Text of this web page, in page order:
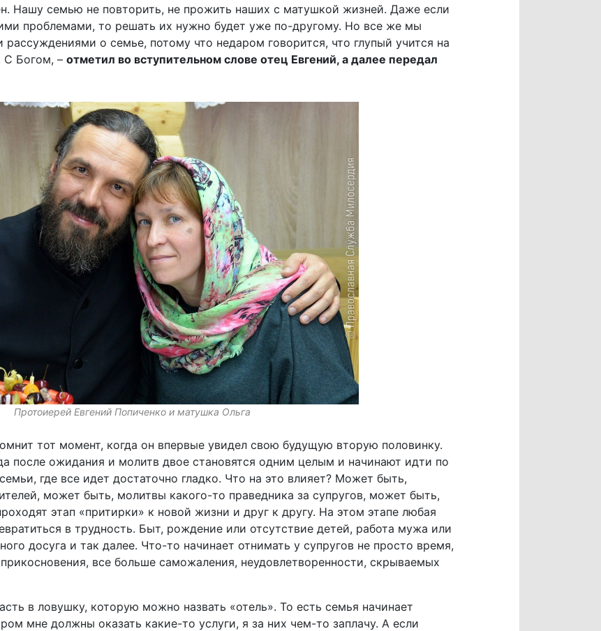
Нашу семью не повторить, не прожить наших с матушкой жизней. Даже если
проблемами, то решать их нужно будет уже по-другому. Но все же мы
о семье, потому что недаром говорится, что глупый учится на
С Богом, – отметил во вступительном слове отец Евгений, а далее передал
Протоиерей Евгений Попиченко и матушка Ольга
тот момент, когда он впервые увидел свою будущую вторую половинку.
после ожидания и молитв двое становятся одним целым и начинают идти по
где все идет достаточно гладко. Что на это влияет? Может быть,
может быть, молитвы какого-то праведника за супругов, может быть,
этап «притирки» к новой жизни и друг к другу. На этом этапе любая
в трудность. Быт, рождение или отсутствие детей, работа мужа или
досуга и так далее. Что-то начинает отнимать у супругов не просто время,
все больше саможаления, неудовлетворенности, скрываемых
в ловушку, которую можно назвать «отель». То есть семья начинает
мне должны оказать какие-то услуги, я за них чем-то заплачу. А если